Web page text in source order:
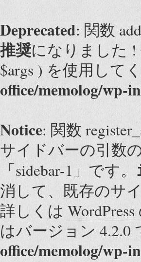
Deprecated: 関数
推奨になりました !
$args ) を使用して
office/memolog/wp-
Notice: 関数
サイドバーの引数
「sidebar-1」です。
消して、既存のサ
詳しくは
はバージョン
office/memolog/wp-